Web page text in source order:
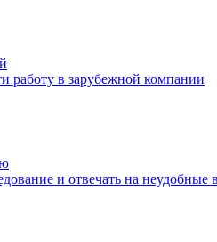
работу в зарубежной компании
и отвечать на неудобные